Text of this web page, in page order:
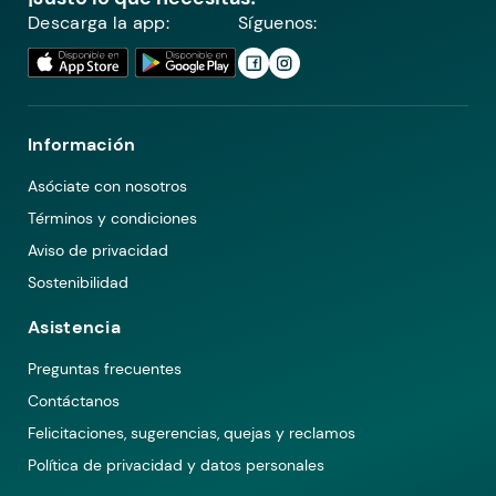
Descarga la app: Síguenos:
Información
Asóciate con nosotros
Términos y condiciones
Aviso de privacidad
Sostenibilidad
Asistencia
Preguntas frecuentes
Contáctanos
Felicitaciones, sugerencias, quejas y reclamos
Política de privacidad y datos personales